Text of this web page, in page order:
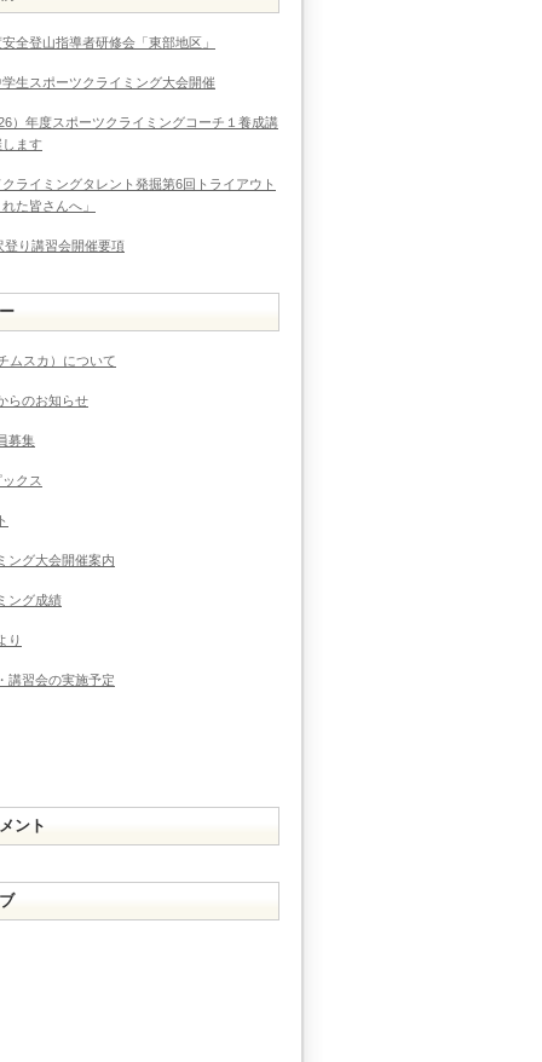
全登山指導者研修会「東部地区」
生スポーツクライミング大会開催
）年度スポーツクライミングコーチ１養成講
ます
ライミングタレント発掘第6回トライアウト
た皆さんへ」
登り講習会開催要項
ムスカ）について
らのお知らせ
募集
クス
ング大会開催案内
ング成績
り
講習会の実施予定
ント